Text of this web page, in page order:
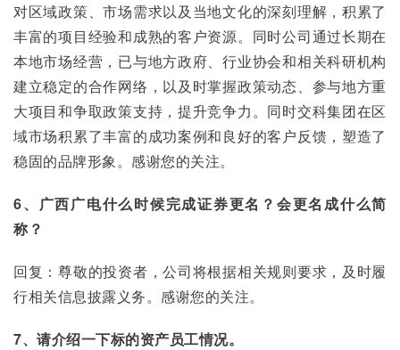
对区域政策、市场需求以及当地文化的深刻理解，积累了
丰富的项目经验和成熟的客户资源。同时公司通过长期在
本地市场经营，已与地方政府、行业协会和相关科研机构
建立稳定的合作网络，以及时掌握政策动态、参与地方重
大项目和争取政策支持，提升竞争力。同时交科集团在区
域市场积累了丰富的成功案例和良好的客户反馈，塑造了
稳固的品牌形象。感谢您的关注。
6、广西广电什么时候完成证券更名？会更名成什么简
称？
回复：尊敬的投资者，公司将根据相关规则要求，及时履
行相关信息披露义务。感谢您的关注。
7、请介绍一下标的资产员工情况。